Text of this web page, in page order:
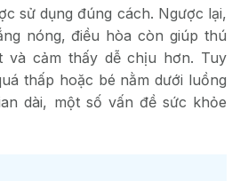
sử dụng đúng cách. Ngược lại,
nóng, điều hòa còn giúp thú
và cảm thấy dễ chịu hơn. Tuy
thấp hoặc bé nằm dưới luồng
dài, một số vấn đề sức khỏe